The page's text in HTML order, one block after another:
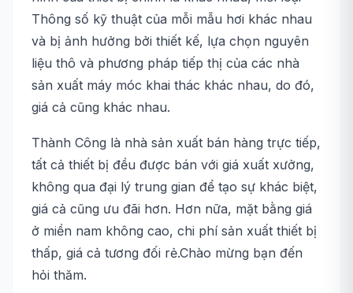
Thông số kỹ thuật của mỗi mẫu hơi khác nhau
và bị ảnh hưởng bởi thiết kế, lựa chọn nguyên
liệu thô và phương pháp tiếp thị của các nhà
sản xuất máy móc khai thác khác nhau, do đó,
giá cả cũng khác nhau.
Thành Công là nhà sản xuất bán hàng trực tiếp,
tất cả thiết bị đều được bán với giá xuất xưởng,
không qua đại lý trung gian để tạo sự khác biệt,
giá cả cũng ưu đãi hơn. Hơn nữa, mặt bằng giá
ở miền nam không cao, chi phí sản xuất thiết bị
thấp, giá cả tương đối rẻ.Chào mừng bạn đến
hỏi thăm.